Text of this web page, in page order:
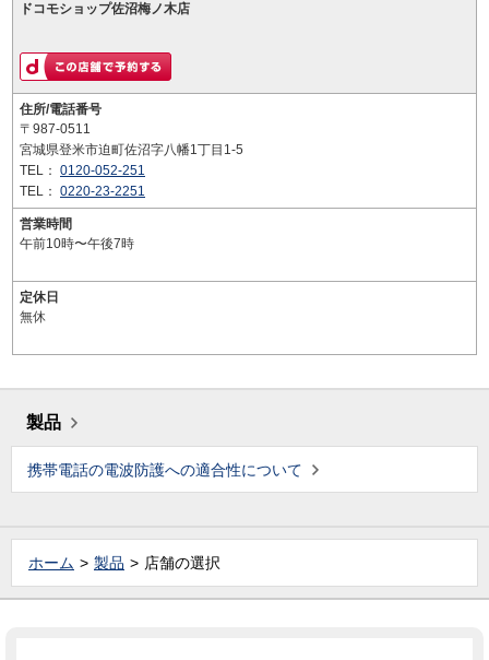
ドコモショップ佐沼梅ノ木店
住所/電話番号
〒987-0511
宮城県登米市迫町佐沼字八幡1丁目1-5
TEL： 0120-052-251
TEL： 0220-23-2251
営業時間
午前10時〜午後7時
定休日
無休
製品
携帯電話の電波防護への適合性について
ホーム 製品 店舗の選択